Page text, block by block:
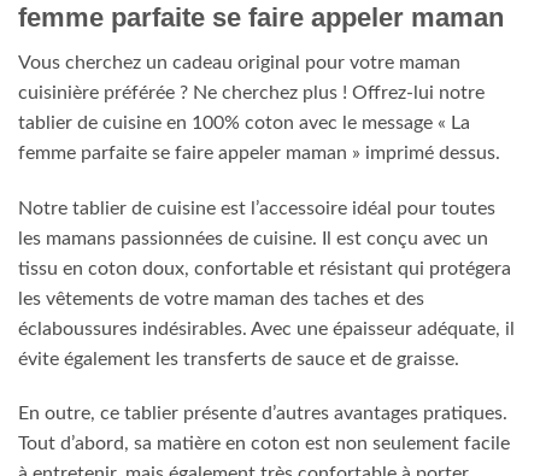
femme parfaite se faire appeler maman
Vous cherchez un cadeau original pour votre maman
cuisinière préférée ? Ne cherchez plus ! Offrez-lui notre
tablier de cuisine en 100% coton avec le message « La
femme parfaite se faire appeler maman » imprimé dessus.
Notre tablier de cuisine est l’accessoire idéal pour toutes
les mamans passionnées de cuisine. Il est conçu avec un
tissu en coton doux, confortable et résistant qui protégera
les vêtements de votre maman des taches et des
éclaboussures indésirables. Avec une épaisseur adéquate, il
évite également les transferts de sauce et de graisse.
En outre, ce tablier présente d’autres avantages pratiques.
Tout d’abord, sa matière en coton est non seulement facile